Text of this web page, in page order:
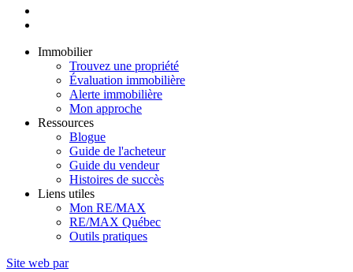
Immobilier
Trouvez une propriété
Évaluation immobilière
Alerte immobilière
Mon approche
Ressources
Blogue
Guide de l'acheteur
Guide du vendeur
Histoires de succès
Liens utiles
Mon RE/MAX
RE/MAX Québec
Outils pratiques
Site web par